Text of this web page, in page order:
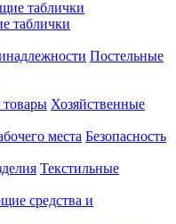
таблички
Постельные
Хозяйственные
Безопасность
Текстильные